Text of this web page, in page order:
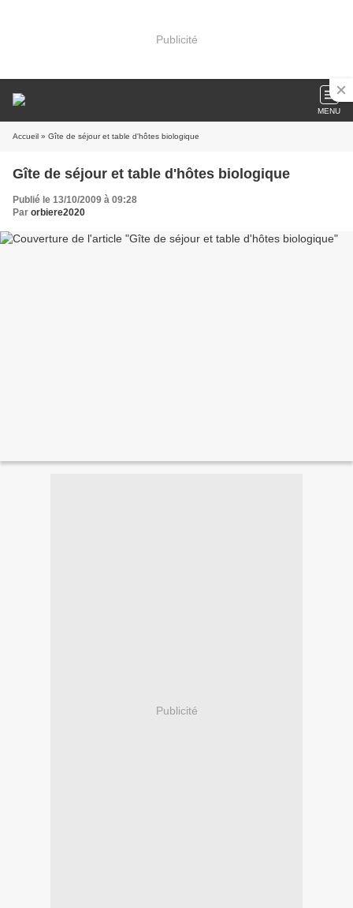
Publicité
MENU
Accueil » Gîte de séjour et table d'hôtes biologique
Gîte de séjour et table d'hôtes biologique
Publié le 13/10/2009 à 09:28
Par orbiere2020
Publicité